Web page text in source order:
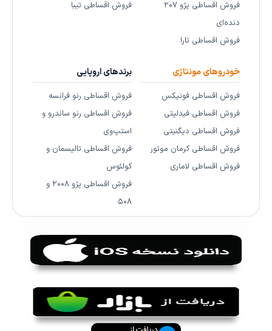
فروش اقساطی پژو ۲۰۷
دنده‌ای
فروش اقساطی تارا
فروش اقساطی تیبا
خودروهای مونتاژی
فروش اقساطی فونیکس
فروش اقساطی فیدلیتی
فروش اقساطی دیگنیتی
فروش اقساطی کرمان موتور
فروش اقساطی لاماری
برندهای اروپایی
فروش اقساطی رنو فرانسه
فروش اقساطی رنو ساندرو و
استپ‌وی
فروش اقساطی تالیسمان و
کولئوس
فروش اقساطی پژو ۲۰۰۸ و
۵۰۸